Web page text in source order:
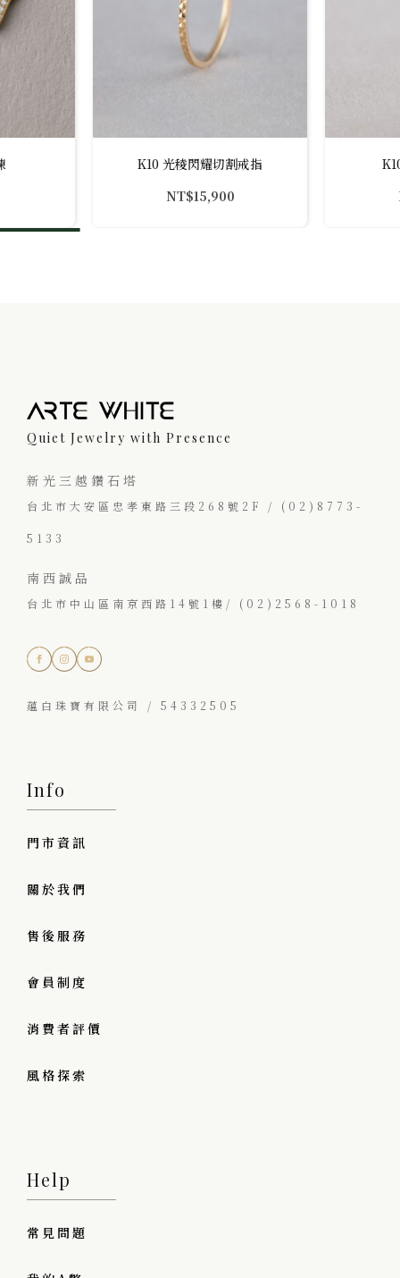
K10 光稜閃耀切割戒指
NT$15,900
Quiet Jewelry with Presence
新光三越鑽石塔
台北市大安區忠孝東路三段268號2F / (02)8773-
5133
南西誠品
台北市中山區南京西路14號1樓/ (02)2568-1018
蘊白珠寶有限公司 / 54332505
Info
門市資訊
關於我們
售後服務
會員制度
消費者評價
風格探索
Help
常見問題